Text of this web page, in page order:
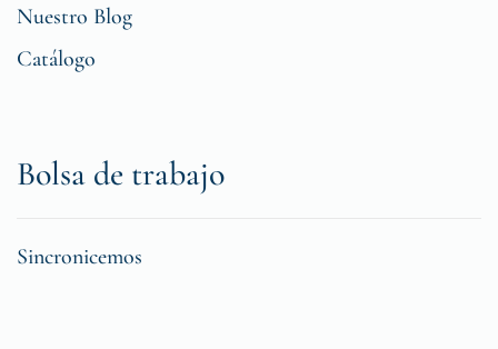
Nuestro Blog
Catálogo
Bolsa de trabajo
Sincronicemos